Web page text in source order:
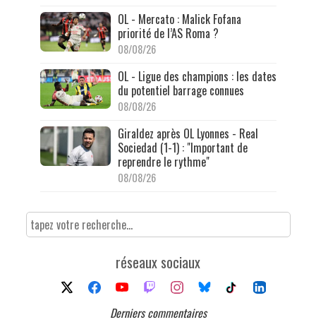
OL - Mercato : Malick Fofana
priorité de l’AS Roma ?
08/08/26
OL - Ligue des champions : les dates
du potentiel barrage connues
08/08/26
Giraldez après OL Lyonnes - Real
Sociedad (1-1) : "Important de
reprendre le rythme"
08/08/26
réseaux sociaux
Derniers commentaires